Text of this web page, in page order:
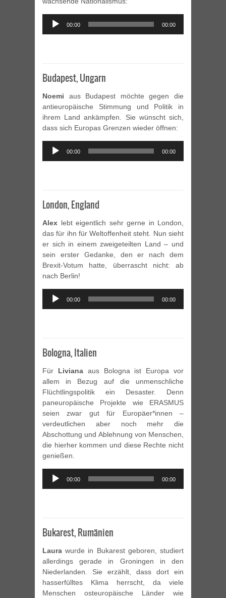
Audio
Player
00:00 00:00
Budapest, Ungarn
Noemi aus Budapest möchte gegen die
antieuropäische Stimmung und Politik in
ihrem Land ankämpfen. Sie wünscht sich,
dass sich Europas Grenzen wieder öffnen:
Audio
Player
00:00 00:00
London, England
Alex lebt eigentlich sehr gerne in London,
das für ihn für Weltoffenheit steht. Nun sieht
er sich in einem zweigeteilten Land – und
sein erster Gedanke, den er nach dem
Brexit-Votum hatte, überrascht nicht: ab
nach Berlin!
Audio
Player
00:00 00:00
Bologna, Italien
Für Livianaaus Bologna ist Europa vor
allem in Bezug auf die unmenschliche
Flüchtlingspolitik ein Desaster. Denn
paneuropäische Projekte wie ERASMUS
seien zwar gut für Europäer*innen –
verdeutlichen aber noch mehr die
Abschottung und Ablehnung von Menschen,
die hierher kommen und diese Rechte nicht
genießen.
Audio
Player
00:00 00:00
Bukarest, Rumänien
Laura wurde in Bukarest geboren, studiert
allerdings gerade in Groningen in den
Niederlanden. Sie erzählt, dass dort ein
hasserfülltes Klima herrscht, da viele
Menschen osteuropäische Länder wie